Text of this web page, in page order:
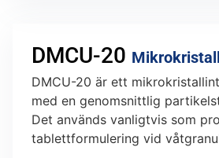
DMCU-20
DMCU-20 är ett
med en genomsnittlig
Det används vanligtvis som
tablettformulering vid